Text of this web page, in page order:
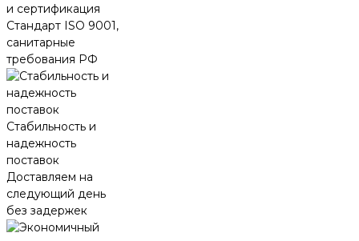
и сертификация
Стандарт ISO 9001,
санитарные
требования РФ
Стабильность и
надежность
поставок
Доставляем на
следующий день
без задержек